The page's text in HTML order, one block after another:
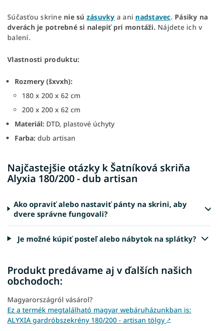
Súčasťou skrine nie sú zásuvky a ani nadstavec. Pásiky na
dverách je potrebné si nalepiť pri montáži. Nájdete ich v
balení.
Vlastnosti produktu:
Rozmery (šxvxh):
180 x 200 x 62 cm
200 x 200 x 62 cm
Materiál: DTD, plastové úchyty
Farba: dub artisan
Najčastejšie otázky k Šatníková skriňa
Alyxia 180/200 - dub artisan
Ako opraviť alebo nastaviť pánty na skrini, aby
dvere správne fungovali?
Je možné kúpiť posteľ alebo nábytok na splátky?
Produkt predávame aj v ďalších našich
obchodoch:
Magyarországról vásárol?
Ez a termék megtalálható magyar webáruházunkban is:
ALYXIA gardróbszekrény 180/200 - artisan tölgy ↗